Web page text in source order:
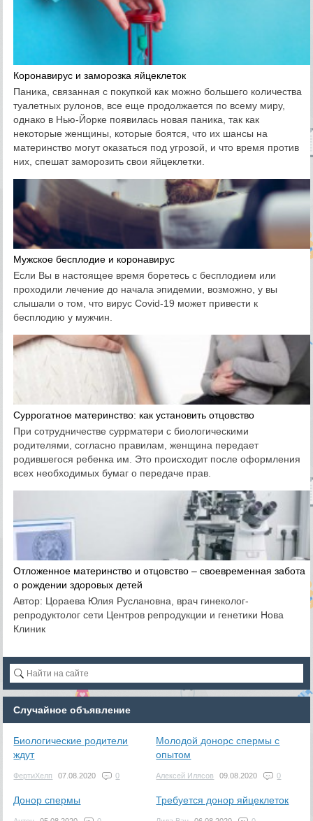
Коронавирус и заморозка яйцеклеток
Паника, связанная с покупкой как можно большего количества
туалетных рулонов, все еще продолжается по всему миру,
однако в Нью-Йорке появилась новая паника, так как
некоторые женщины, которые боятся, что их шансы на
материнство могут оказаться под угрозой, и что время против
них, спешат заморозить свои яйцеклетки.
Мужское бесплодие и коронавирус
Если Вы в настоящее время боретесь с бесплодием или
проходили лечение до начала эпидемии, возможно, у вы
слышали о том, что вирус Covid-19 может привести к
бесплодию у мужчин.
Суррогатное материнство: как установить отцовство
При сотрудничестве суррматери с биологическими
родителями, согласно правилам, женщина передает
родившегося ребенка им. Это происходит после оформления
всех необходимых бумаг о передаче прав.
Отложенное материнство и отцовство – своевременная забота
о рождении здоровых детей
Автор: Цораева Юлия Руслановна, врач гинеколог-
репродуктолог сети Центров репродукции и генетики Нова
Клиник
Случайное объявление
Биологические родители
ждут
ФертиХелп 07.08.2020 0
Молодой донорс спермы с
опытом
Алексей Илясов 09.08.2020 0
Донор спермы Требуется донор яйцеклеток